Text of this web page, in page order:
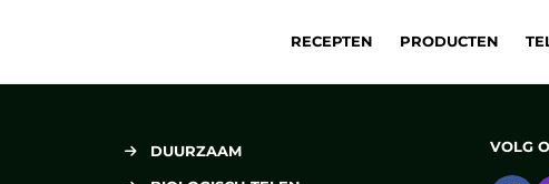
RECEPTEN PRODUCTEN
DUURZAAM
VOLG